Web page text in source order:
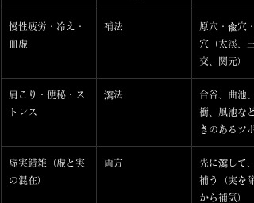
慢性疲労・冷え・
血虚
補法
原穴・兪穴
穴（太渓、三
交、関元）
肩こり・便秘・ス
トレス
瀉法
合谷、曲池、
衝、風池など
きのあるツボ
虚実錯雑（虚と実
の混在）
両方
先に瀉して
補う（実を
から補気）